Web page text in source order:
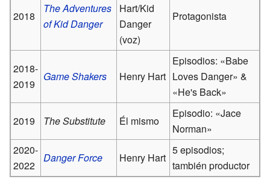
2018
The Adventures
of Kid Danger
Hart/Kid
Danger
(voz)
Protagonista
2018-
2019
Game Shakers Henry Hart
Episodios: «Babe
Loves Danger» &
«He's Back»
2019 The Substitute Él mismo
Episodio: «Jace
Norman»
2020-
2022
Danger Force Henry Hart
5 episodios;
también productor